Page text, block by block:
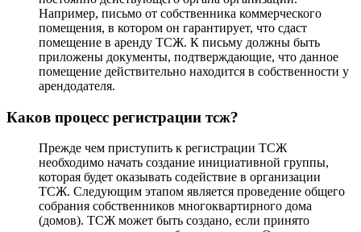
Например, письмо от собственника коммерческого
помещения, в котором он гарантирует, что сдаст
помещение в аренду ТСЖ. К письму должны быть
приложены документы, подтверждающие, что данное
помещение действительно находится в собственности у
арендодателя.
Каков процесс регистрации тсж?
Прежде чем приступить к регистрации ТСЖ
необходимо начать создание инициативной группы,
которая будет оказывать содействие в организации
ТСЖ. Следующим этапом является проведение общего
собрания собственников многоквартирного дома
(домов). ТСЖ может быть создано, если принято